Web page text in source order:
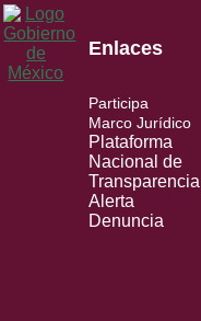
Enlaces
Participa
Marco Jurídico
Plataforma
Nacional de
Transparencia
Alerta
Denuncia